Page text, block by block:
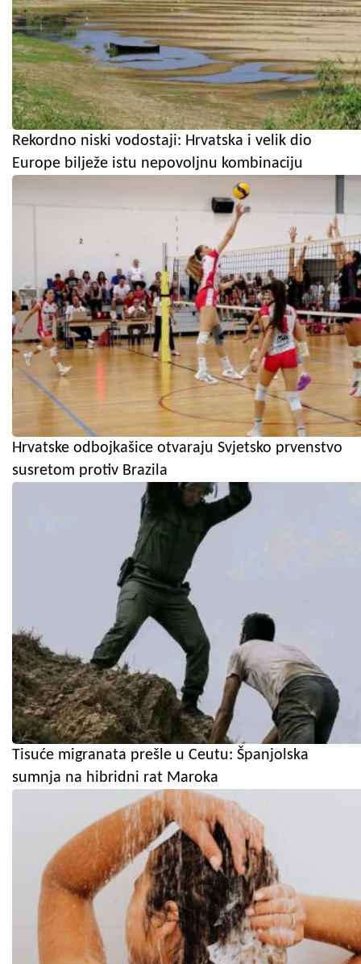
Rekordno niski vodostaji: Hrvatska i velik dio
Europe bilježe istu nepovoljnu kombinaciju
Hrvatske odbojkašice otvaraju Svjetsko prvenstvo
susretom protiv Brazila
Tisuće migranata prešle u Ceutu: Španjolska
sumnja na hibridni rat Maroka